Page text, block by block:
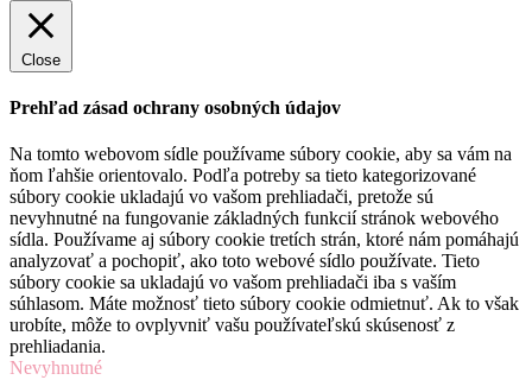
Close
Prehľad zásad ochrany osobných údajov
Na tomto webovom sídle používame súbory cookie, aby sa vám na
ňom ľahšie orientovalo. Podľa potreby sa tieto kategorizované
súbory cookie ukladajú vo vašom prehliadači, pretože sú
nevyhnutné na fungovanie základných funkcií stránok webového
sídla. Používame aj súbory cookie tretích strán, ktoré nám pomáhajú
analyzovať a pochopiť, ako toto webové sídlo používate. Tieto
súbory cookie sa ukladajú vo vašom prehliadači iba s vaším
súhlasom. Máte možnosť tieto súbory cookie odmietnuť. Ak to však
urobíte, môže to ovplyvniť vašu používateľskú skúsenosť z
prehliadania.
Nevyhnutné